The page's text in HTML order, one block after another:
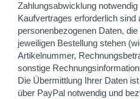
Zahlungsabwicklung
Kaufvertrages erforderlich sind
personenbezogenen Daten,
jeweiligen Bestellung stehen
Artikelnummer,
sonstige
Die Übermittlung Ihrer Daten
über PayPal notwendig und